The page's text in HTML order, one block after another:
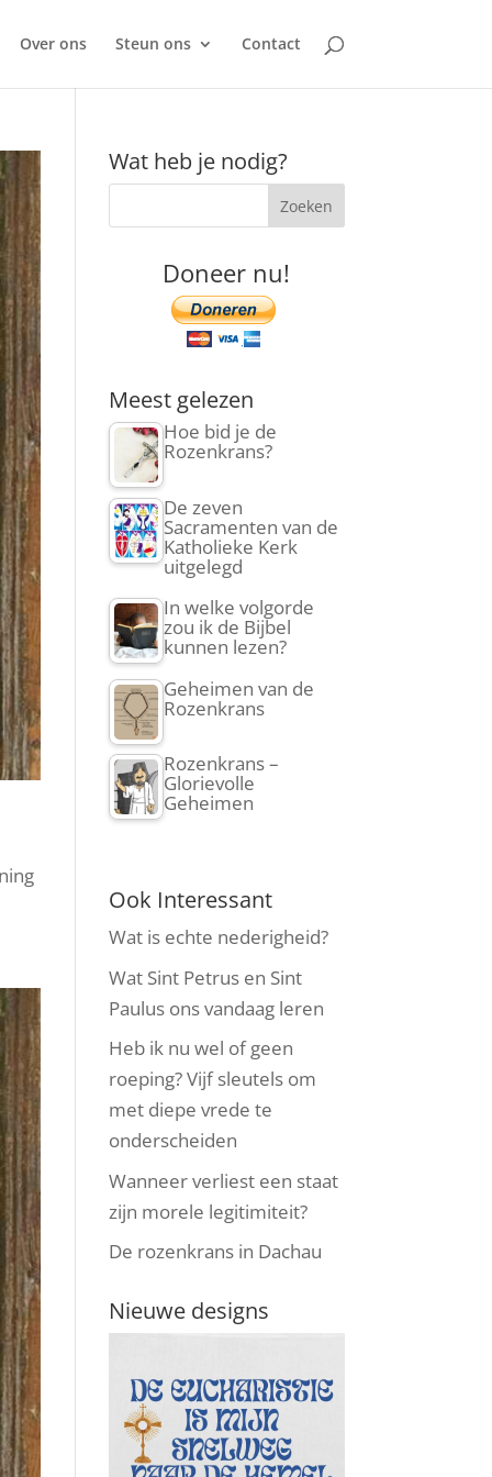
Over ons Steun ons Contact
Wat heb je nodig?
Doneer nu!
Meest gelezen
Hoe bid je de
Rozenkrans?
De zeven
Sacramenten van de
Katholieke Kerk
uitgelegd
In welke volgorde
zou ik de Bijbel
kunnen lezen?
Geheimen van de
Rozenkrans
Rozenkrans –
Glorievolle
Geheimen
Ook Interessant
Wat is echte nederigheid?
Wat Sint Petrus en Sint
Paulus ons vandaag leren
Heb ik nu wel of geen
roeping? Vijf sleutels om
met diepe vrede te
onderscheiden
Wanneer verliest een staat
zijn morele legitimiteit?
De rozenkrans in Dachau
Nieuwe designs